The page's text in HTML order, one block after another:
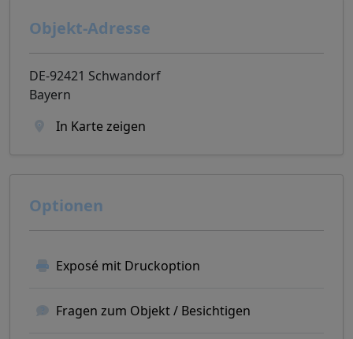
Objekt-Adresse
DE-92421 Schwandorf
Bayern
In Karte zeigen
Optionen
Exposé mit Druckoption
Fragen zum Objekt / Besichtigen